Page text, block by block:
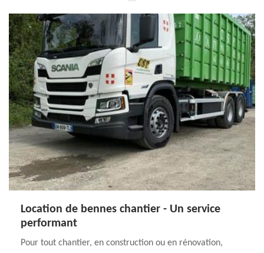
Location de bennes chantier - Un service
performant
Pour tout chantier, en construction ou en rénovation,